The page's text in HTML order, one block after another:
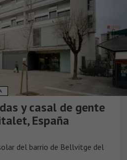
y casal de gente
España
del barrio de Bellvitge del